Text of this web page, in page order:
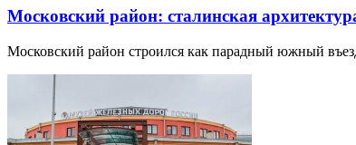
Московский район: сталинская
Московский район строился как парадный южный